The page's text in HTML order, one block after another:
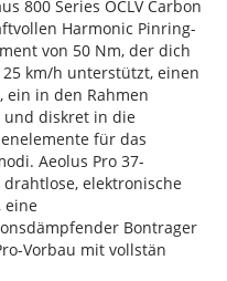
800 Series OCLV Carbon
Harmonic Pinring-
von 50 Nm, der dich
km/h unterstützt, einen
ein in den Rahmen
und diskret in die
für das
Aeolus Pro 37-
drahtlose, elektronische
eine
Bontrager
Vorbau mit vollstän